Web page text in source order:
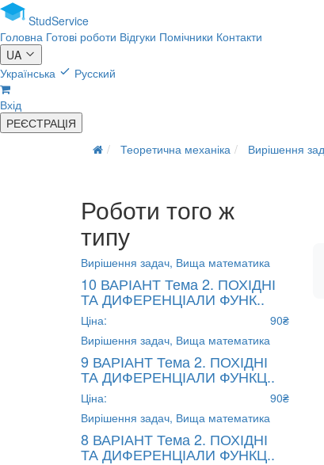
StudService
Головна Готові роботи Відгуки Помічники Контакти
UA
Українська
Русский
Вхід
РЕЄСТРАЦІЯ
Теоретична механіка
Вирішення
Роботи того ж
типу
Вирішення задач, Вища математика
10 ВАРІАНТ Тема 2. ПОХІДНІ
ТА ДИФЕРЕНЦІАЛИ ФУНК..
Ціна:
90₴
Вирішення задач, Вища математика
9 ВАРІАНТ Тема 2. ПОХІДНІ
ТА ДИФЕРЕНЦІАЛИ ФУНКЦ..
Ціна:
90₴
Вирішення задач, Вища математика
8 ВАРІАНТ Тема 2. ПОХІДНІ
ТА ДИФЕРЕНЦІАЛИ ФУНКЦ..